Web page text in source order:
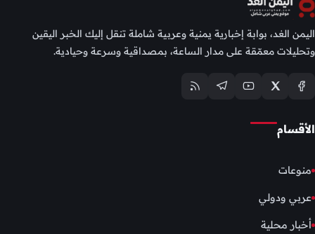
اليمن الغد، بوابة إخبارية يمنية وعربية شاملة تنقل إليك الخبر اليقين
وتحليلات معمّقة على مدار الساعة، بمصداقية وسرعة وحيادية.
الأقسام
منوعات
عربي ودولي
أخبار محلية